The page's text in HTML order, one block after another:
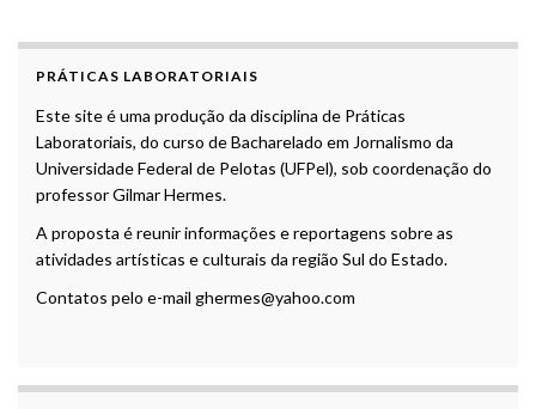
PRÁTICAS LABORATORIAIS
Este site é uma produção da disciplina de Práticas
Laboratoriais, do curso de Bacharelado em Jornalismo da
Universidade Federal de Pelotas (UFPel), sob coordenação do
professor Gilmar Hermes.
A proposta é reunir informações e reportagens sobre as
atividades artísticas e culturais da região Sul do Estado.
Contatos pelo e-mail ghermes@yahoo.com